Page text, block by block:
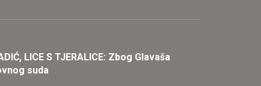
LICE S TJERALICE: Zbog Glavaša
suda